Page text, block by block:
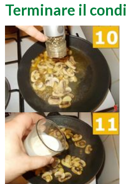
Terminare il